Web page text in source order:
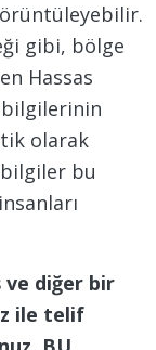
gibi, bölge
Hassas
olarak
bu
diğer bir
ile telif